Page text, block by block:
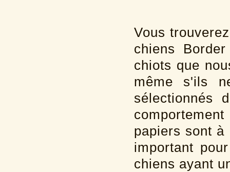
Vous
chiens
chiots que
même s'ils
sélectionnés
papiers sont
important
chiens ayant